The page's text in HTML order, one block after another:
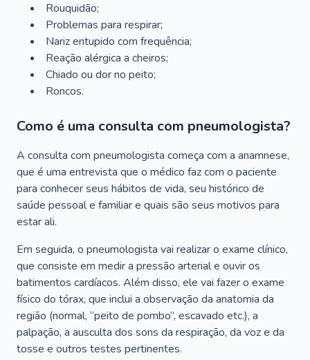
Rouquidão;
Problemas para respirar;
Nariz entupido com frequência;
Reação alérgica a cheiros;
Chiado ou dor no peito;
Roncos.
Como é uma consulta com pneumologista?
A consulta com pneumologista começa com a anamnese,
que é uma entrevista que o médico faz com o paciente
para conhecer seus hábitos de vida, seu histórico de
saúde pessoal e familiar e quais são seus motivos para
estar ali.
Em seguida, o pneumologista vai realizar o exame clínico,
que consiste em medir a pressão arterial e ouvir os
batimentos cardíacos. Além disso, ele vai fazer o exame
físico do tórax, que inclui a observação da anatomia da
região (normal, “peito de pombo”, escavado etc.), a
palpação, a ausculta dos sons da respiração, da voz e da
tosse e outros testes pertinentes.